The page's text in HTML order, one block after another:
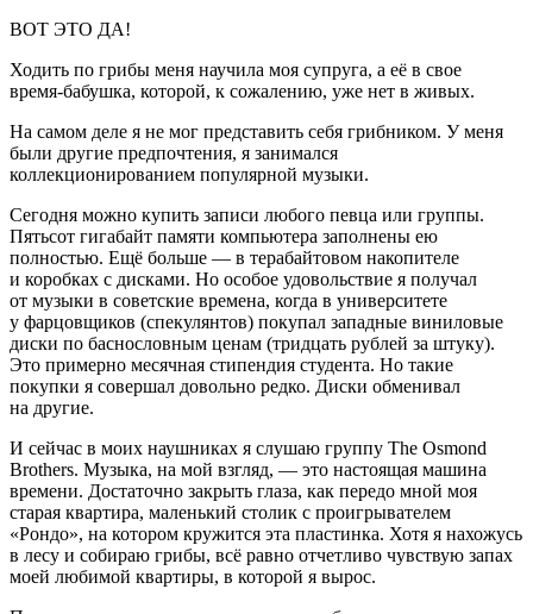
ВОТ ЭТО ДА!
Ходить по грибы меня научила моя супруга, а её в свое
время-бабушка, которой, к сожалению, уже нет в живых.
На самом деле я не мог представить себя грибником. У меня
были другие предпочтения, я занимался
коллекционированием популярной музыки.
Сегодня можно купить записи любого певца или группы.
Пятьсот гигабайт памяти компьютера заполнены ею
полностью. Ещё больше — в терабайтовом накопителе
и коробках с дисками. Но особое удовольствие я получал
от музыки в советские времена, когда в университете
у фарцовщиков (спекулянтов) покупал западные виниловые
диски по баснословным ценам (тридцать рублей за штуку).
Это примерно месячная стипендия студента. Но такие
покупки я совершал довольно редко. Диски обменивал
на другие.
И сейчас в моих наушниках я слушаю группу The Osmond
Brothers. Музыка, на мой взгляд, — это настоящая машина
времени. Достаточно закрыть глаза, как передо мной моя
старая квартира, маленький столик с проигрывателем
«Рондо», на котором кружится эта пластинка. Хотя я нахожусь
в лесу и собираю грибы, всё равно отчетливо чувствую запах
моей любимой квартиры, в которой я вырос.